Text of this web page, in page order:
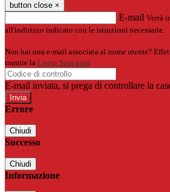
button close ×
E-mail Verrà
all'indirizzo indicato con le istruzioni necessarie.
Non hai una e-mail associata al nome utente?
tramite la Login Spaggiari
E-mail inviata, si prega di controllare la
Errore
Chiudi
Successo
Chiudi
Informazione